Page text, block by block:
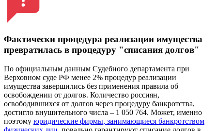
Фактически процедура реализации имущества
превратилась в процедуру "списания долгов"
По официальным данным Судебного департамента при
Верховном суде РФ менее 2% процедур реализации
имущества завершились без применения правила об
освобождении от долгов. Количество россиян,
освободившихся от долгов через процедуру банкротства,
достигло внушительного числа – 1 050 764. Может, именно
поэтому юридические фирмы, занимающиеся банкротством